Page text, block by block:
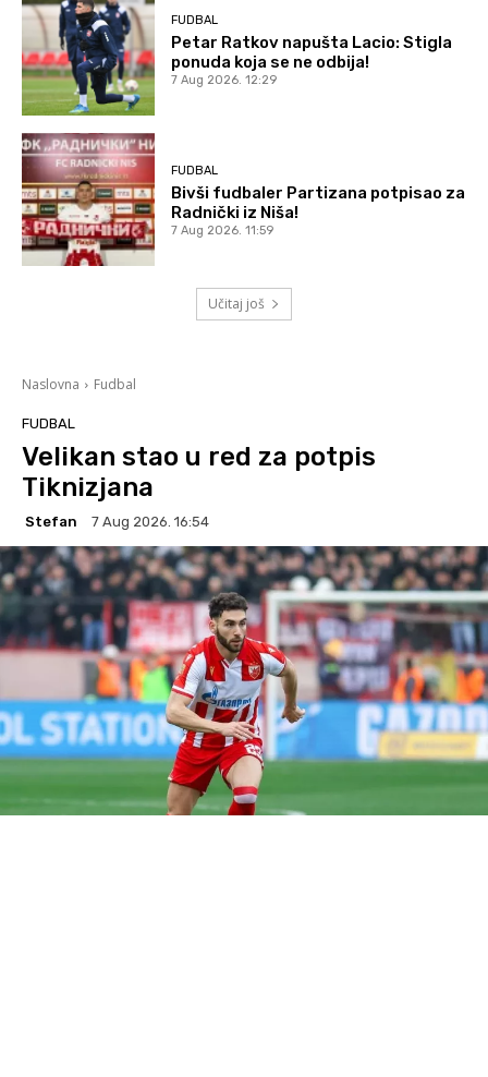
FUDBAL
Petar Ratkov napušta Lacio: Stigla
ponuda koja se ne odbija!
7 Aug 2026. 12:29
FUDBAL
Bivši fudbaler Partizana potpisao za
Radnički iz Niša!
7 Aug 2026. 11:59
Učitaj još